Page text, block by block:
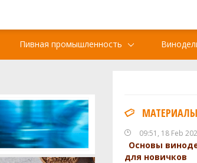
Пивная промышленность
МАТЕРИАЛЫ
09:51, 18 Feb
Основы
для новичков